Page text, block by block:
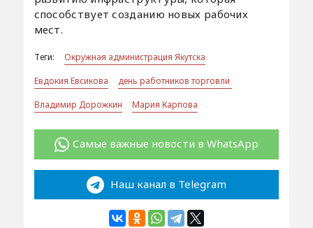
способствует созданию новых рабочих
мест.
Теги:
Окружная администрация Якутска
Евдокия Евсикова
день работников торговли
Владимир Дорожкин
Мария Карпова
Самые важные новости в WhatsApp
Наш канал в Telegram